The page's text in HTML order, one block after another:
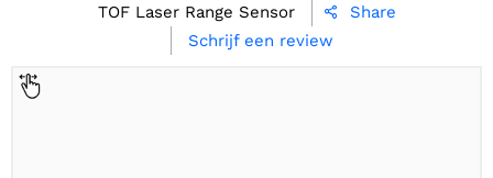
TOF Laser Range Sensor

Share
Schrijf een review